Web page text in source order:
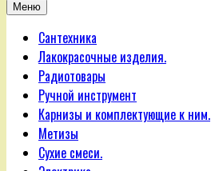
Меню
Сантехника
Лакокрасочные изделия.
Радиотовары
Ручной инструмент
Карнизы и комплектующие к ним.
Метизы
Сухие смеси.